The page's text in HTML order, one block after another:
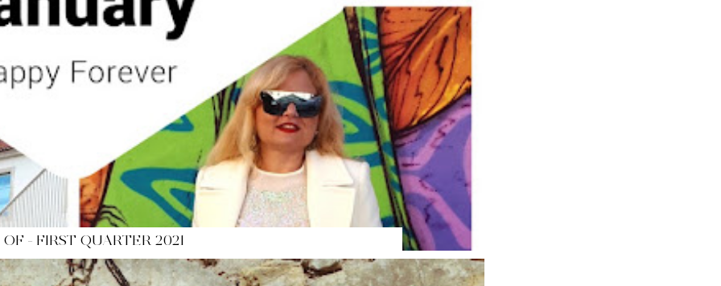
OF - FIRST QUARTER 2021